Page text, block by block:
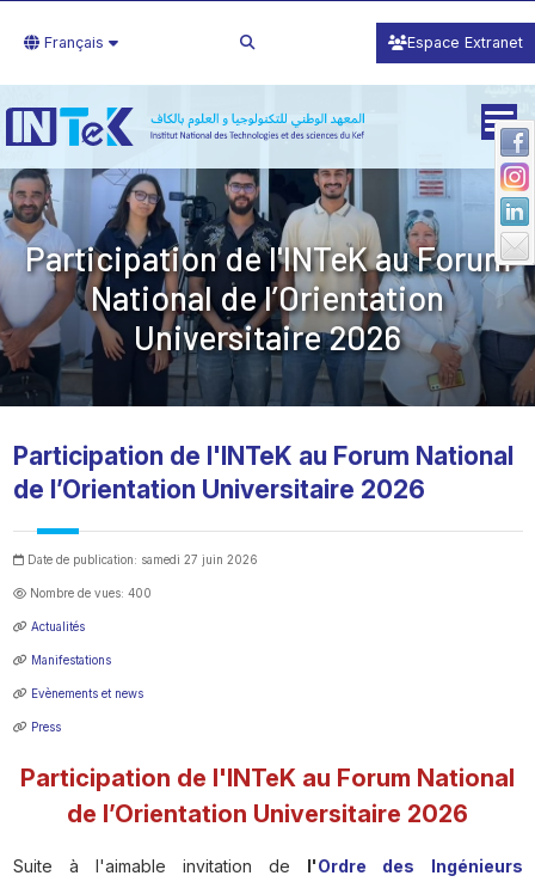
Français Espace Extranet
Participation de l'INTeK au Forum
National de l’Orientation
Universitaire 2026
Participation de l'INTeK au Forum National
de l’Orientation Universitaire 2026
Date de publication: samedi 27 juin 2026
Nombre de vues: 400
Actualités
Manifestations
Evènements et news
Press
Participation de l'INTeK au Forum National
de l’Orientation Universitaire 2026
Suite à l'aimable invitation de l'Ordre des Ingénieurs